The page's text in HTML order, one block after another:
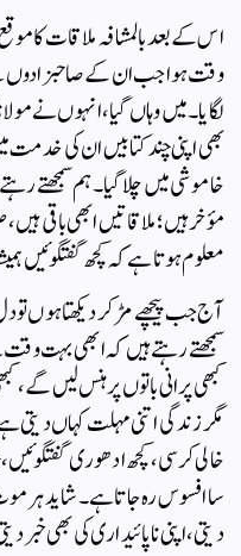
اس کے بعد بالمشافہ ملاقات کا
وقت ہوا جب ان کے صاحبزادوں
لگایا۔ میں وہاں گیا، انہوں نے
بھی اپنی چند کتابیں ان کی خدمت
خاموشی میں چلا گیا۔ ہم سمجھتے
مؤخر ہیں؛ ملاقاتیں ابھی باقی
معلوم ہوتا ہے کہ کچھ گفتگوئیں
آج جب پیچھے مڑ کر دیکھتا ہوں
سمجھتے رہتے ہیں کہ ابھی بہت
کبھی پرانی باتوں پر ہنس لیں
مگر زندگی اتنی مہلت کہاں دیتی
خالی کرسی، کچھ ادھوری
سا افسوس رہ جاتا ہے۔ شاید
دیتی، اپنی ناپائیداری کی بھی خبر